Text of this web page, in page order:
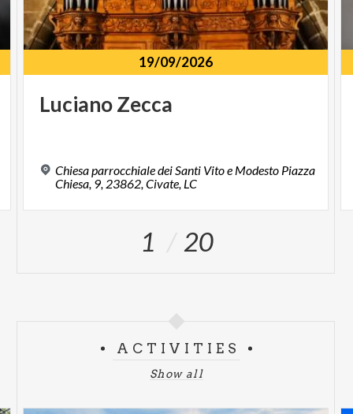
19/09/2026
LucianoZecca
Chiesa parrocchiale dei Santi Vito e Modesto Piazza
Chiesa, 9, 23862, Civate, LC
1 20
ACTIVITIES
Show all